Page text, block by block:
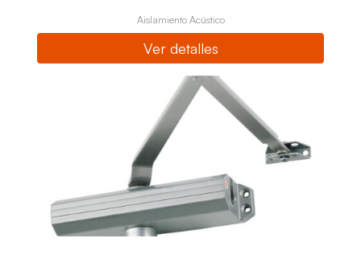
Aislamiento Acústico
Ver detalles